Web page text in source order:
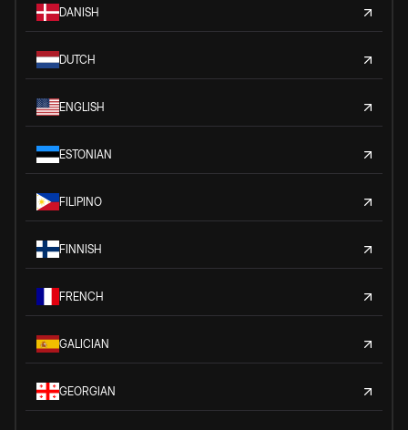
DANISH
DUTCH
ENGLISH
ESTONIAN
FILIPINO
FINNISH
FRENCH
GALICIAN
GEORGIAN